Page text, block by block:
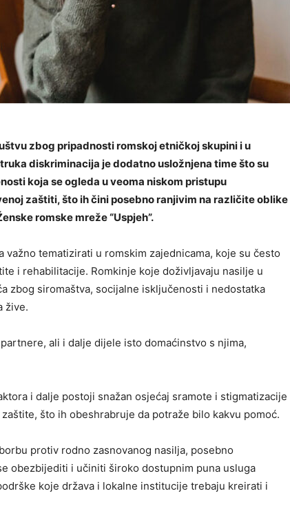
zbog pripadnosti romskoj etničkoj skupini i u
diskriminacija je dodatno usložnjena time što su
koja se ogleda u veoma niskom pristupu
zaštiti, što ih čini posebno ranjivim na različite oblike
romske mreže “Uspjeh”.
važno tematizirati u romskim zajednicama, koje su često
i rehabilitacije. Romkinje koje doživljavaju nasilje u
zbog siromaštva, socijalne isključenosti i nedostatka
žive.
ali i dalje dijele isto domaćinstvo s njima,
i dalje postoji snažan osjećaj sramote i stigmatizacije
što ih obeshrabruje da potraže bilo kakvu pomoć.
protiv rodno zasnovanog nasilja, posebno
obezbijediti i učiniti široko dostupnim puna usluga
koje država i lokalne institucije trebaju kreirati i